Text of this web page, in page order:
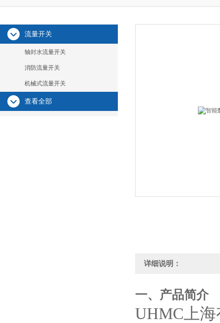
流量开关
轴封水流量开关
消防流量开关
机械式流量开关
查看全部
详细说明：
一、产品简介
UHMC上